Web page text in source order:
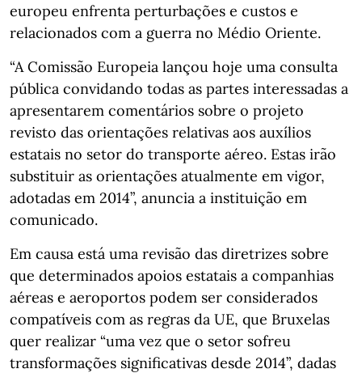
europeu enfrenta perturbações e custos e
relacionados com a guerra no Médio Oriente.
“A Comissão Europeia lançou hoje uma consulta
pública convidando todas as partes interessadas a
apresentarem comentários sobre o projeto
revisto das orientações relativas aos auxílios
estatais no setor do transporte aéreo. Estas irão
substituir as orientações atualmente em vigor,
adotadas em 2014”, anuncia a instituição em
comunicado.
Em causa está uma revisão das diretrizes sobre
que determinados apoios estatais a companhias
aéreas e aeroportos podem ser considerados
compatíveis com as regras da UE, que Bruxelas
quer realizar “uma vez que o setor sofreu
transformações significativas desde 2014”, dadas